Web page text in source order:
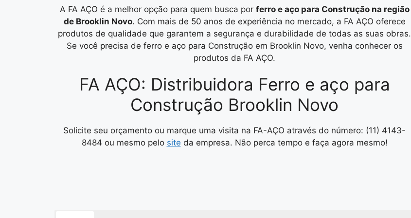
A FA AÇO é a melhor opção para quem busca por ferro e aço para Construção na região
de Brooklin Novo. Com mais de 50 anos de experiência no mercado, a FA AÇO oferece
produtos de qualidade que garantem a segurança e durabilidade de todas as suas obras.
Se você precisa de ferro e aço para Construção em Brooklin Novo, venha conhecer os
produtos da FA AÇO.
FA AÇO: Distribuidora Ferro e aço para
Construção Brooklin Novo
Solicite seu orçamento ou marque uma visita na FA-AÇO através do número: (11) 4143-
8484 ou mesmo pelo site da empresa. Não perca tempo e faça agora mesmo!